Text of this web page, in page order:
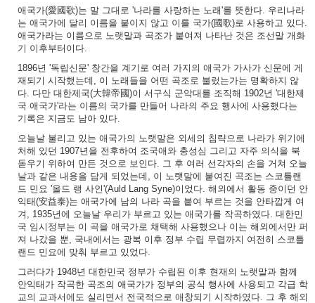
애국가(愛國歌)는 말 그대로 '나라를 사랑하는 노래'를 뜻한다. 우리나라
는 애국가에 달리 이름을 붙이지 않고 이를 국가(國歌)로 사용하고 있다.
애국가라는 이름으로 노랫말과 곡조가 붙여져 나타난 것은 조선말 개화
기 이후부터이다.
1896년 '독립신문' 창간을 계기로 여러 가지의 애국가 가사가 신문에 게
재되기 시작했는데, 이 노래들을 어떤 곡조로 불렀는가는 명확하지 않
다. 다만 대한제국(大韓帝國)이 서구식 군악대를 조직해 1902년 '대한제
국 애국가'라는 이름의 국가를 만들어 나라의 주요 행사에 사용했다는
기록은 지금도 남아 있다.
오늘날 불리고 있는 애국가의 노랫말은 외세의 침략으로 나라가 위기에
처해 있던 1907년을 전후하여 조국애와 충성심 그리고 자주 의식을 북
돋우기 위하여 만든 것으로 보인다. 그 후 여러 선각자의 손을 거쳐 오늘
날과 같은 내용을 담게 되었는데, 이 노랫말에 붙여진 곡조는 스코틀랜
드 민요 '올드 랭 사인'(Auld Lang Syne)이었다. 해외에서 활동 중이던 안
익태(安益泰)는 애국가에 남의 나라 곡을 붙여 부르는 것을 안타깝게 여
겨, 1935년에 오늘날 우리가 부르고 있는 애국가를 작곡하였다. 대한민
국 임시정부는 이 곡을 애국가로 채택해 사용했으나 이는 해외에서만 퍼
져 나갔을 뿐, 국내에서는 광복 이후 정부 수립 무렵까지 여전히 스코틀
랜드 민요에 맞춰 부르고 있었다.
그러다가 1948년 대한민국 정부가 수립된 이후 현재의 노랫말과 함께
안익태가 작곡한 곡조의 애국가가 정부의 공식 행사에 사용되고 각급 학
교의 교과서에도 실리면서 전국적으로 애창되기 시작하였다. 그 후 해외